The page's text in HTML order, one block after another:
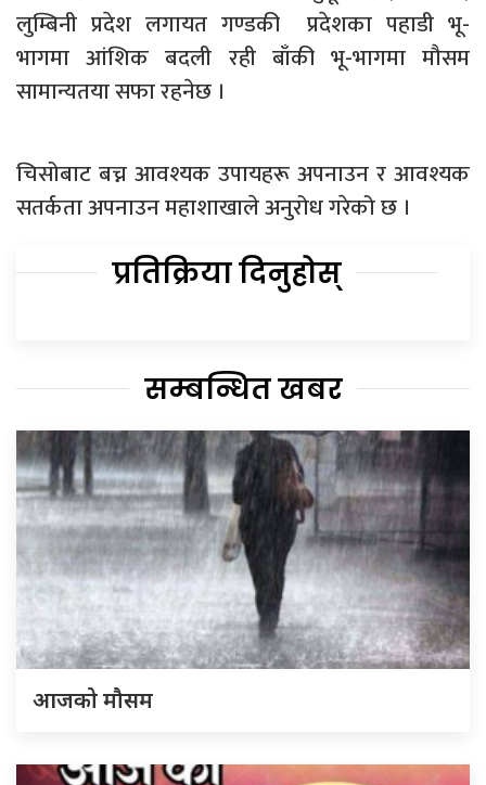
लुम्बिनी प्रदेश लगायत गण्डकी प्रदेशका पहाडी भू-
भागमा आंशिक बदली रही बाँकी भू-भागमा मौसम
सामान्यतया सफा रहनेछ ।
चिसोबाट बच्न आवश्यक उपायहरू अपनाउन र आवश्यक
सतर्कता अपनाउन महाशाखाले अनुरोध गरेको छ ।
प्रतिक्रिया दिनुहोस्
सम्बन्धित खबर
आजको मौसम